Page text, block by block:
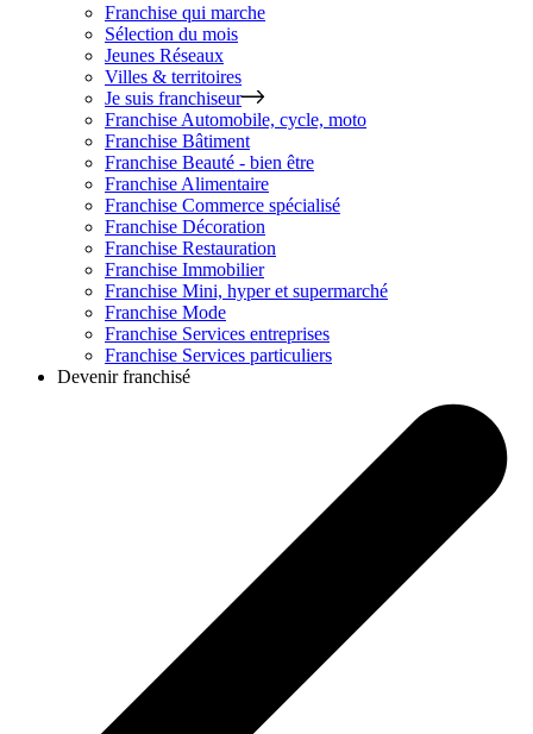
Franchise qui marche
Sélection du mois
Jeunes Réseaux
Villes & territoires
Je suis franchiseur
Franchise Automobile, cycle, moto
Franchise Bâtiment
Franchise Beauté - bien être
Franchise Alimentaire
Franchise Commerce spécialisé
Franchise Décoration
Franchise Restauration
Franchise Immobilier
Franchise Mini, hyper et supermarché
Franchise Mode
Franchise Services entreprises
Franchise Services particuliers
Devenir franchisé